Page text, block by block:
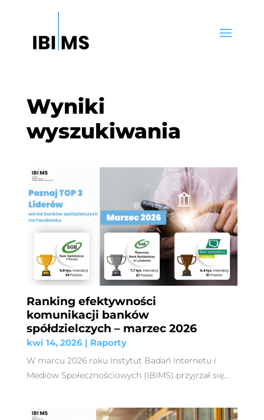
Wyniki
wyszukiwania
Ranking efektywności
komunikacji banków
spółdzielczych – marzec 2026
kwi 14, 2026| Raporty
W marcu 2026 roku Instytut Badań Internetu i
Mediów Społecznościowych (IBIMS) przyjrzał się...